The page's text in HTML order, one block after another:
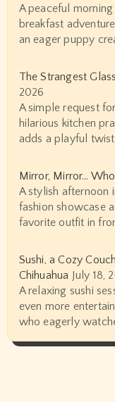
A peaceful
breakfast
an eager puppy
The Strangest
2026
A simple request
hilarious kitchen
adds a playful
Mirror, Mirror…
A stylish afternoon
fashion showcase
favorite outfit in
Sushi, a Cozy
Chihuahua July 18,
A relaxing sushi
even more
who eagerly